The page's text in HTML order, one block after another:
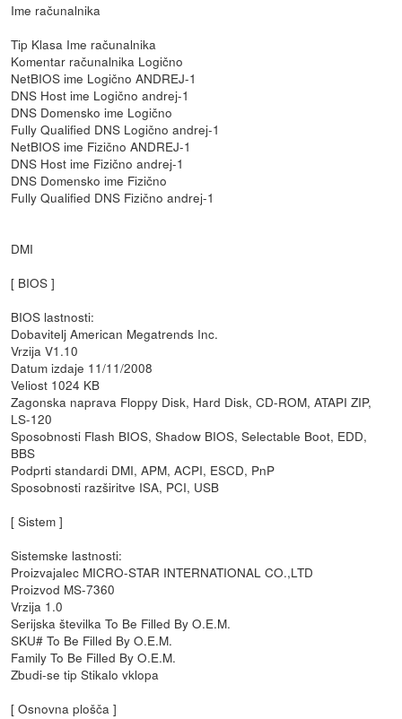
Ime računalnika
Tip Klasa Ime računalnika
Komentar računalnika Logično
NetBIOS ime Logično ANDREJ-1
DNS Host ime Logično andrej-1
DNS Domensko ime Logično
Fully Qualified DNS Logično andrej-1
NetBIOS ime Fizično ANDREJ-1
DNS Host ime Fizično andrej-1
DNS Domensko ime Fizično
Fully Qualified DNS Fizično andrej-1
DMI
[ BIOS ]
BIOS lastnosti:
Dobavitelj American Megatrends Inc.
Vrzija V1.10
Datum izdaje 11/11/2008
Veliost 1024 KB
Zagonska naprava Floppy Disk, Hard Disk, CD-ROM, ATAPI ZIP,
LS-120
Sposobnosti Flash BIOS, Shadow BIOS, Selectable Boot, EDD,
BBS
Podprti standardi DMI, APM, ACPI, ESCD, PnP
Sposobnosti razširitve ISA, PCI, USB
[ Sistem ]
Sistemske lastnosti:
Proizvajalec MICRO-STAR INTERNATIONAL CO.,LTD
Proizvod MS-7360
Vrzija 1.0
Serijska številka To Be Filled By O.E.M.
SKU# To Be Filled By O.E.M.
Family To Be Filled By O.E.M.
Zbudi-se tip Stikalo vklopa
[ Osnovna plošča ]